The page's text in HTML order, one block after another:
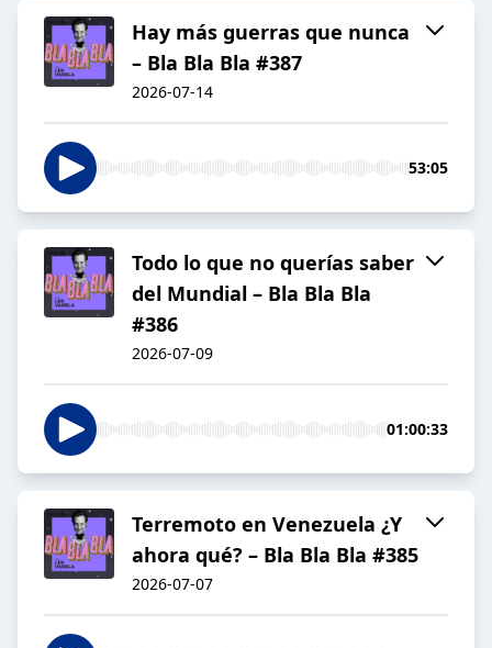
Hay más guerras que nunca
– Bla Bla Bla #387
2026-07-14
53:05
Todo lo que no querías saber
del Mundial – Bla Bla Bla
#386
2026-07-09
01:00:33
Terremoto en Venezuela ¿Y
ahora qué? – Bla Bla Bla #385
2026-07-07